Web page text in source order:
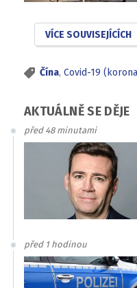
VÍCE SOUVISEJÍCÍCH
Čína, Covid-19
AKTUÁLNĚ SE DĚJE
před 48 minutami
před 1 hodinou